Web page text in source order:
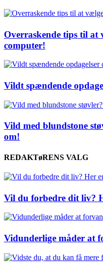
Overraskende tips til
computer!
Vildt spændende
Vild med blundstone
om!
REDAKTøRENS VALG
Vil du forbedre dit liv?
Vidunderlige måder at